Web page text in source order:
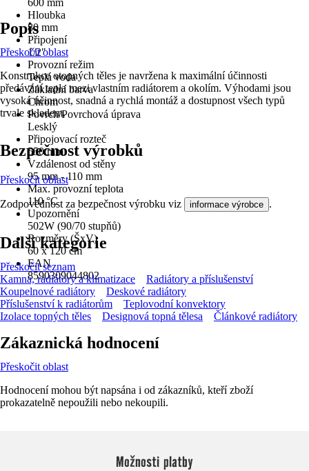
600 mm
Hloubka
80 mm
Připojení
1/2"
Provozní režim
Teplá voda
Základní barva
Chrom
Povrch/Povrchová úprava
Lesklý
Připojovací rozteč
550 mm
Vzdálenost od stěny
95 mm - 110 mm
Max. provozní teplota
110 °C
Upozornění
502W (90/70 stupňů)
Rozměry (ŠxV)
60 x 120 cm
EAN
8590309044802
Popis
Přeskočit oblast
Konstrukce otopných těles je navržena k maximální účinnosti
předávání tepla mezi vlastním radiátorem a okolím. Výhodami jsou
vysoká účinnost, snadná a rychlá montáž a dostupnost všech typů
trvale skladem.
Bezpečnost výrobků
Přeskočit oblast
Zodpovědnost za bezpečnost výrobku viz informace výrobce .
Další kategorie
Přeskočit seznam
Kamna, radiátory a klimatizace
Radiátory a příslušenství
Koupelnové radiátory
Deskové radiátory
Příslušenství k radiátorům
Teplovodní konvektory
Izolace topných těles
Designová topná tělesa Článkové radiátory
Zákaznická hodnocení
Přeskočit oblast
Hodnocení mohou být napsána i od zákazníků, kteří zboží
prokazatelně nepoužili nebo nekoupili.
Možnosti platby